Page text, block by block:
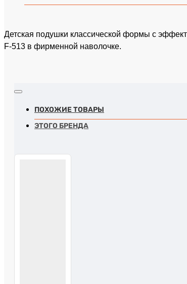
Детская подушки классической формы с
F-513 в фирменной наволочке.
ПОХОЖИЕ ТОВАРЫ
ЭТОГО БРЕНДА